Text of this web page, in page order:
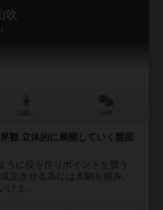
吹
観 立体的に展開していく盤面
に役を作りポイントを競う
立させる為には木駒を積み、
けま...